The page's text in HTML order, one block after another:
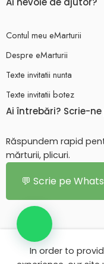
Contul meu eMarturii
Despre eMarturii
Texte invitatii nunta
Texte invitatii botez
Ai întrebări? Scrie-
Răspundem rapid
mărturii, plicuri.
💬 Scrie pe
© 2026 - Toate
In order to